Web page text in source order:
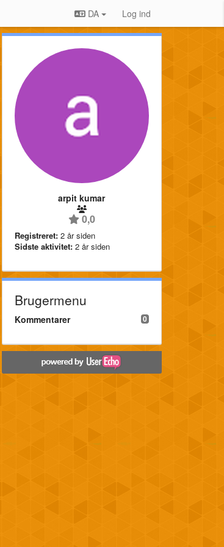
DA Log ind
arpit kumar
0,0
Registreret: 2 år siden
Sidste aktivitet: 2 år siden
Brugermenu
0
Kommentarer